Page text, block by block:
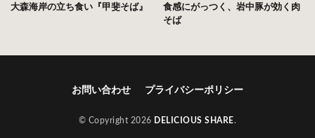
大森海岸の立ち食い『甲斐そば』
食感にがっつく、岩中豚が効く肉
そば
お問い合わせ プライバシーポリシー
© Copyright 2026 DELICIOUS SHARE.